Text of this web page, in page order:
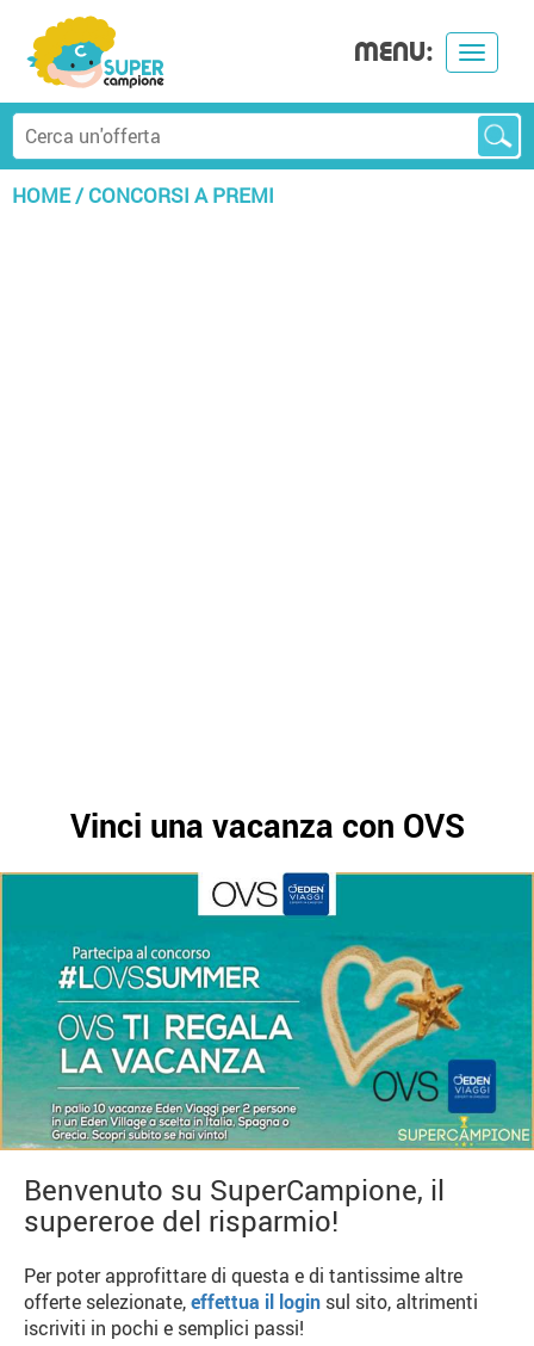
Toggle
MENU:
HOME/CONCORSI A PREMI
Vinci una vacanza con OVS
Benvenuto su SuperCampione, il
supereroe del risparmio!
Per poter approfittare di questa e di tantissime altre
offerte selezionate,effettua il login sul sito, altrimenti
iscriviti in pochi e semplici passi!